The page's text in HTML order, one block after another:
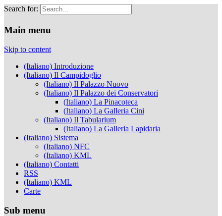
Search for:
Musei Capitolini
Main menu
Skip to content
(Italiano) Introduzione
(Italiano) Il Campidoglio
(Italiano) Il Palazzo Nuovo
(Italiano) Il Palazzo dei Conservatori
(Italiano) La Pinacoteca
(Italiano) La Galleria Cini
(Italiano) Il Tabularium
(Italiano) La Galleria Lapidaria
(Italiano) Sistema
(Italiano) NFC
(Italiano) KML
(Italiano) Contatti
RSS
(Italiano) KML
Carte
Sub menu